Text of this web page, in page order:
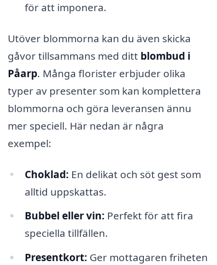
för att imponera.
Utöver blommorna kan du även skicka
gåvor tillsammans med ditt blombud i
Påarp. Många florister erbjuder olika
typer av presenter som kan komplettera
blommorna och göra leveransen ännu
mer speciell. Här nedan är några
exempel:
Choklad: En delikat och söt gest som
alltid uppskattas.
Bubbel eller vin: Perfekt för att fira
speciella tillfällen.
Presentkort: Ger mottagaren friheten